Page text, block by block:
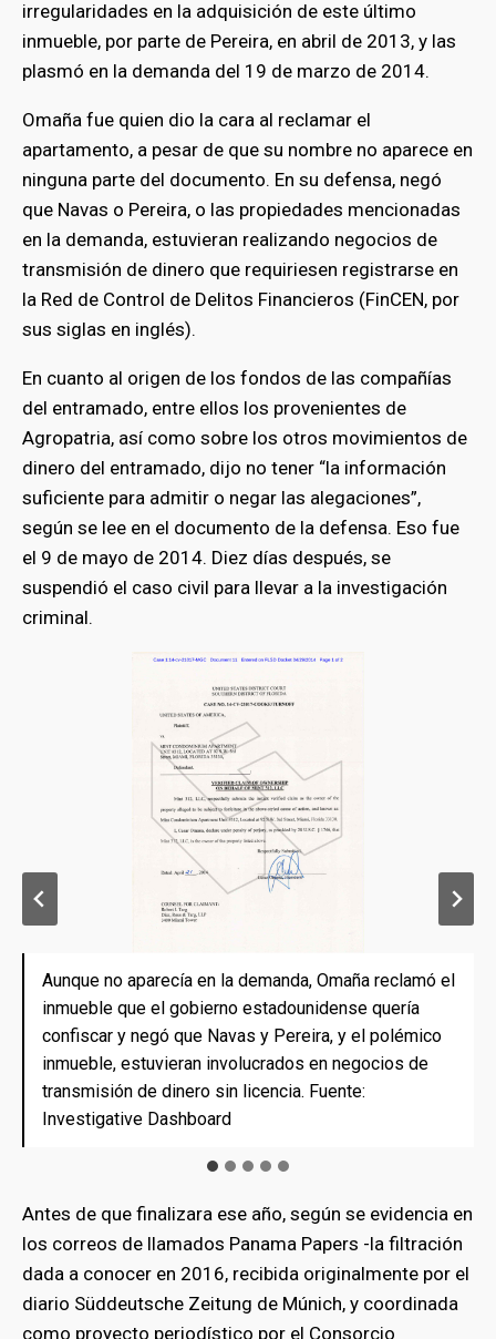
irregularidades en la adquisición de este último
inmueble, por parte de Pereira, en abril de 2013, y las
plasmó en la demanda del 19 de marzo de 2014.
Omaña fue quien dio la cara al reclamar el
apartamento, a pesar de que su nombre no aparece en
ninguna parte del documento. En su defensa, negó
que Navas o Pereira, o las propiedades mencionadas
en la demanda, estuvieran realizando negocios de
transmisión de dinero que requiriesen registrarse en
la Red de Control de Delitos Financieros (FinCEN, por
sus siglas en inglés).
En cuanto al origen de los fondos de las compañías
del entramado, entre ellos los provenientes de
Agropatria, así como sobre los otros movimientos de
dinero del entramado, dijo no tener “la información
suficiente para admitir o negar las alegaciones”,
según se lee en el documento de la defensa. Eso fue
el 9 de mayo de 2014. Diez días después, se
suspendió el caso civil para llevar a la investigación
criminal.
Aunque no aparecía en la demanda, Omaña reclamó el
inmueble que el gobierno estadounidense quería
confiscar y negó que Navas y Pereira, y el polémico
inmueble, estuvieran involucrados en negocios de
transmisión de dinero sin licencia. Fuente:
Investigative Dashboard
Aunque no aparecía en la demanda, Omaña reclamó el
inmueble que el gobierno estadounidense quería
confiscar y negó que Navas y Pereira, y el polémico
inmueble, estuvieran involucrados en negocios de
transmisión de dinero sin licencia. Fuente:
Investigative Dashboard
Aunque no aparecía en la demanda, Omaña reclamó el
inmueble que el gobierno estadounidense quería
confiscar y negó que Navas y Pereira, y el polémico
inmueble, estuvieran involucrados en negocios de
transmisión de dinero sin licencia. Fuente:
Investigative Dashboard
Aunque no aparecía en la demanda, Omaña reclamó el
inmueble que el gobierno estadounidense quería
confiscar y negó que Navas y Pereira, y el polémico
inmueble, estuvieran involucrados en negocios de
transmisión de dinero sin licencia. Fuente:
Investigative Dashboard
Aunque no aparecía en la demanda, Omaña reclamó el
inmueble que el gobierno estadounidense quería
confiscar y negó que Navas y Pereira, y el polémico
inmueble, estuvieran involucrados en negocios de
transmisión de dinero sin licencia. Fuente:
Investigative Dashboard
Antes de que finalizara ese año, según se evidencia en
los correos de llamados Panama Papers -la filtración
dada a conocer en 2016, recibida originalmente por el
diario Süddeutsche Zeitung de Múnich, y coordinada
como proyecto periodístico por el Consorcio